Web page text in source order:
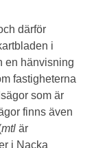
därför
i
en hänvisning
fastigheterna
som är
finns även
mtlär
i Nacka